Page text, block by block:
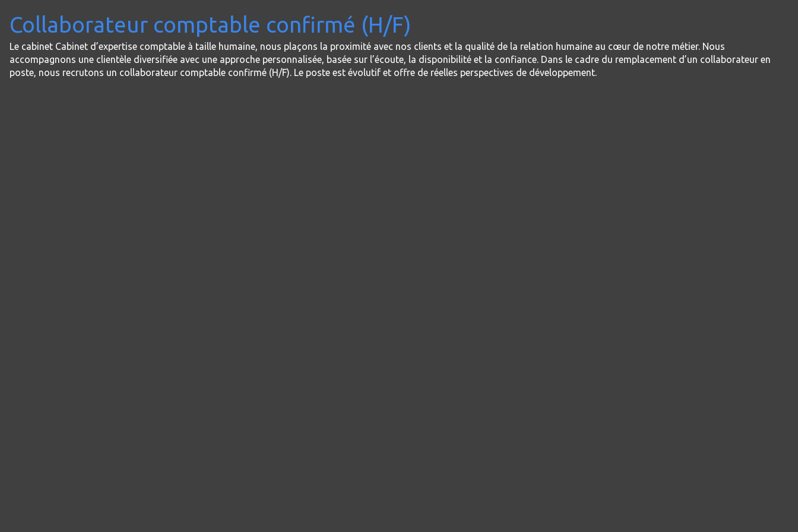
Collaborateur comptable confirmé (H/F)
Le cabinet Cabinet d’expertise comptable à taille humaine, nous plaçons la proximité avec nos clients et la qualité de la relation humaine au cœur de notre métier. Nous
accompagnons une clientèle diversifiée avec une approche personnalisée, basée sur l’écoute, la disponibilité et la confiance. Dans le cadre du remplacement d’un collaborateur en
poste, nous recrutons un collaborateur comptable confirmé (H/F). Le poste est évolutif et offre de réelles perspectives de développement.